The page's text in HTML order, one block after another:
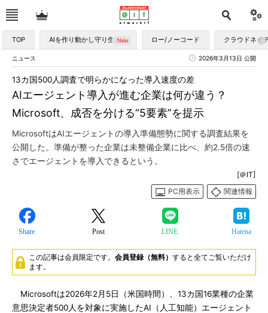
TOP AIを作り動かし守り生かす ロー/ノーコード クラウドネイ
ニュース 2026年3月13日 公開
AIエージェント導入が進む企業は何が違う？
Microsoft、成否を分ける“5要素”を提示
13カ国500人調査で明らかになった導入速度の差
MicrosoftはAIエージェントの導入準備態勢に関する調査結果を
公開した。準備が整った企業は未整備企業に比べ、約2.5倍の速
さでエージェントを導入できるという。
[＠IT]
PC用表示
関連情報
Share Post LINE Hatena
この記事は会員限定です。 会員登録（無料） すると全てご覧いただけ
ます。
Microsoftは2026年2月5日（米国時間）、13カ国16業種の企業
意思決定者500人を対象に実施したAI（人工知能）エージェント